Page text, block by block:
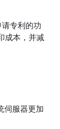
专利的功
成本，并减
伺服器更加